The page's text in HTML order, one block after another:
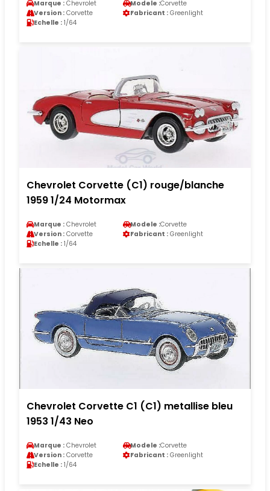
Marque : Chevrolet Modele :Corvette
Version : Corvette Fabricant : Greenlight
Echelle : 1/64
Chevrolet Corvette (C1) rouge/blanche
1959 1/24 Motormax
Marque : Chevrolet Modele :Corvette
Version : Corvette Fabricant : Greenlight
Echelle : 1/64
Chevrolet Corvette C1 (C1) metallise bleu
1953 1/43 Neo
Marque : Chevrolet Modele :Corvette
Version : Corvette Fabricant : Greenlight
Echelle : 1/64